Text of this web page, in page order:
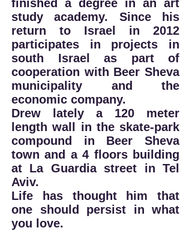
finished a degree in an art
study academy. Since his
return to Israel in 2012
participates in projects in
south Israel as part of
cooperation with Beer Sheva
municipality and the
economic company.
Drew lately a 120 meter
length wall in the skate-park
compound in Beer Sheva
town and a 4 floors building
at La Guardia street in Tel
Aviv.
Life has thought him that
one should persist in what
you love.